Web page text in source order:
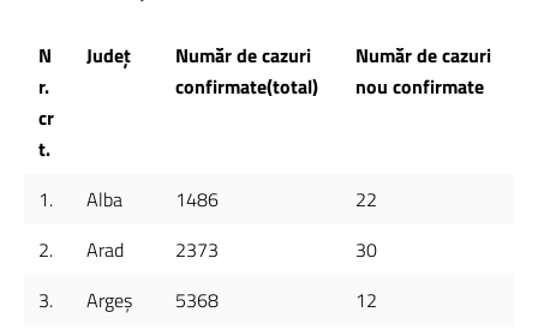
N
r.
cr
t.
Județ
Număr de cazuri
confirmate(total)
Număr de cazuri
nou confirmate
1. Alba 1486
22
2.
Arad 2373
30
3.
Argeș 5368
12